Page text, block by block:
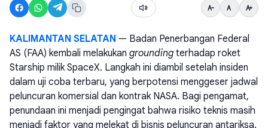
KALIMANTAN SELATAN — Badan Penerbangan Federal
AS (FAA) kembali melakukan grounding terhadap roket
Starship milik SpaceX. Langkah ini diambil setelah insiden
dalam uji coba terbaru, yang berpotensi menggeser jadwal
peluncuran komersial dan kontrak NASA. Bagi pengamat,
penundaan ini menjadi pengingat bahwa risiko teknis masih
menjadi faktor yang melekat di bisnis peluncuran antariksa.